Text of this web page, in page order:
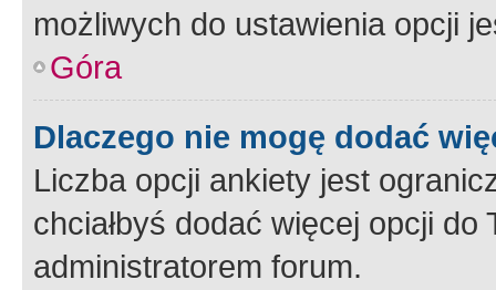
możliwych do ustawienia opcji
Góra
Dlaczego nie mogę dodać
Liczba opcji ankiety jest
chciałbyś dodać więcej opcji
administratorem forum.